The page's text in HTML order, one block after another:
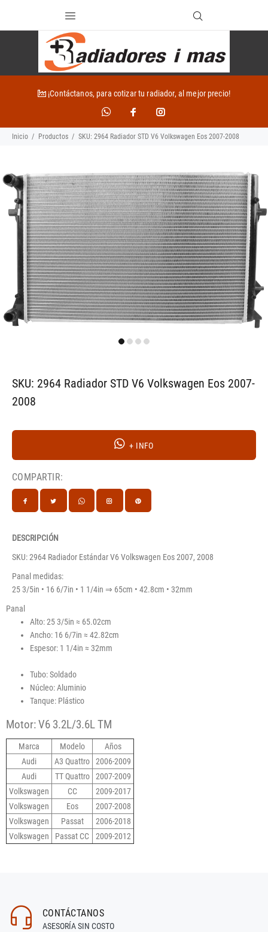
¡Contáctanos, para cotizar tu radiador, al mejor precio!
Inicio Productos SKU: 2964 Radiador STD V6 Volkswagen Eos 2007-2008
SKU: 2964 Radiador STD V6 Volkswagen Eos 2007-
2008
+ INFO
COMPARTIR:
DESCRIPCIÓN
SKU: 2964 Radiador Estándar V6 Volkswagen Eos 2007, 2008
Panal medidas:
25 3/5in • 16 6/7in • 1 1/4in ⇒ 65cm • 42.8cm • 32mm
Panal
Alto: 25 3/5in ≈ 65.02cm
Ancho: 16 6/7in ≈ 42.82cm
Espesor: 1 1/4in ≈ 32mm
Tubo: Soldado
Núcleo: Aluminio
Tanque: Plástico
Motor: V6 3.2L/3.6L TM
Marca Modelo
Años
Audi
A3 Quattro
2006-2009
Audi
TT Quattro
2007-2009
Volkswagen
CC
2009-2017
Volkswagen
Eos
2007-2008
Volkswagen
Passat
2006-2018
Volkswagen
Passat CC 2009-2012
CONTÁCTANOS
ASESORÍA SIN COSTO